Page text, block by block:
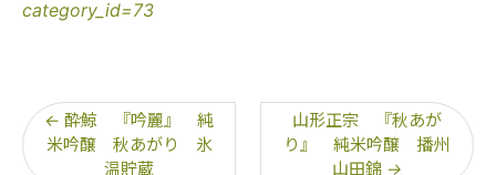
category_id=73
← 酔鯨 『吟麗』 純
米吟醸 秋あがり 氷
温貯蔵
山形正宗 『秋あが
り』 純米吟醸 播州
山田錦 →